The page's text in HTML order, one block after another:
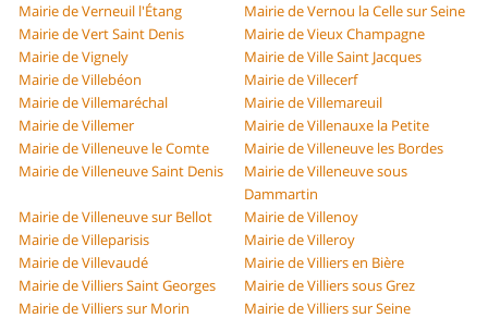
Mairie de Verneuil l'Étang
Mairie de Vernou la Celle sur Seine
Mairie de Vert Saint Denis
Mairie de Vieux Champagne
Mairie de Vignely
Mairie de Ville Saint Jacques
Mairie de Villebéon
Mairie de Villecerf
Mairie de Villemaréchal
Mairie de Villemareuil
Mairie de Villemer
Mairie de Villenauxe la Petite
Mairie de Villeneuve le Comte
Mairie de Villeneuve les Bordes
Mairie de Villeneuve Saint Denis
Mairie de Villeneuve sous
Dammartin
Mairie de Villeneuve sur Bellot
Mairie de Villenoy
Mairie de Villeparisis
Mairie de Villeroy
Mairie de Villevaudé
Mairie de Villiers en Bière
Mairie de Villiers Saint Georges
Mairie de Villiers sous Grez
Mairie de Villiers sur Morin
Mairie de Villiers sur Seine